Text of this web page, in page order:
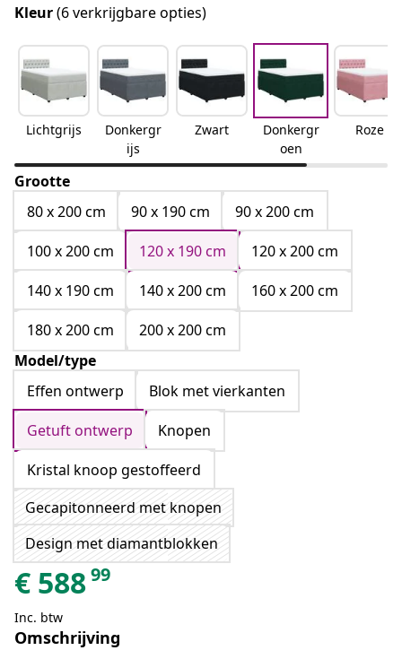
Kleur(6 verkrijgbare opties)
Lichtgrijs
Donkergr
ijs
Zwart
Donkergr
oen
Roze
Grootte
80 x 200 cm
90 x 190 cm
90 x 200 cm
100 x 200 cm
120 x 190 cm
120 x 200 cm
140 x 190 cm
140 x 200 cm
160 x 200 cm
180 x 200 cm
200 x 200 cm
Model/type
Effen ontwerp
Blok met vierkanten
Getuft ontwerp
Knopen
Kristal knoop gestoffeerd
Gecapitonneerd met knopen
Design met diamantblokken
€ 58899
Inc. btw
Omschrijving